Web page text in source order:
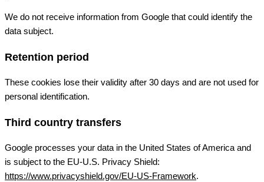
We do not receive information from Google that could identify the
data subject.
Retention period
These cookies lose their validity after 30 days and are not used for
personal identification.
Third country transfers
Google processes your data in the United States of America and
is subject to the EU-U.S. Privacy Shield:
https://www.privacyshield.gov/EU-US-Framework.